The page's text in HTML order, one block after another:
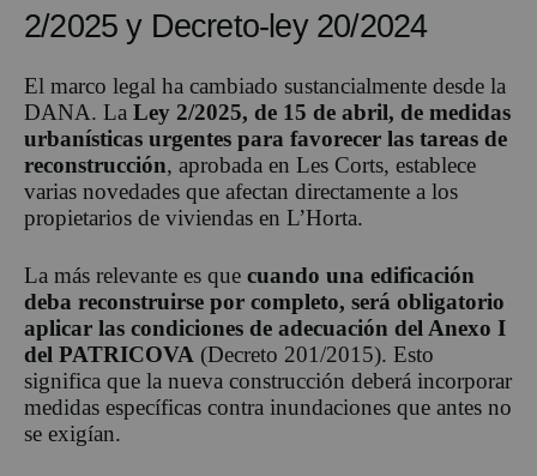
2/2025 y Decreto-ley 20/2024
El marco legal ha cambiado sustancialmente desde la
DANA. La Ley 2/2025, de 15 de abril, de medidas
urbanísticas urgentes para favorecer las tareas de
reconstrucción, aprobada en Les Corts, establece
varias novedades que afectan directamente a los
propietarios de viviendas en L’Horta.
La más relevante es que cuando una edificación
deba reconstruirse por completo, será obligatorio
aplicar las condiciones de adecuación del Anexo I
del PATRICOVA (Decreto 201/2015). Esto
significa que la nueva construcción deberá incorporar
medidas específicas contra inundaciones que antes no
se exigían.